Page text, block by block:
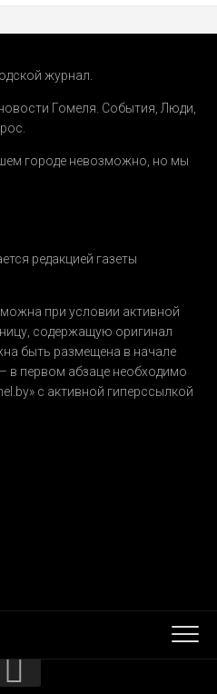
журнал.
Гомеля. События,Люди,
.
городе невозможно, но мы
редакцией газеты
при условии активной
содержащую оригинал
быть размещена в начале
в первом абзаце необходимо
с активной гиперссылкой